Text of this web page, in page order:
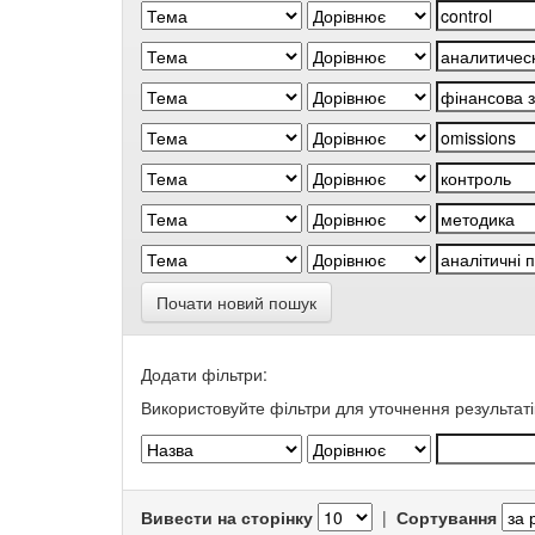
Почати новий пошук
Додати фільтри:
Використовуйте фільтри для уточнення
Вивести на сторінку | Сортування